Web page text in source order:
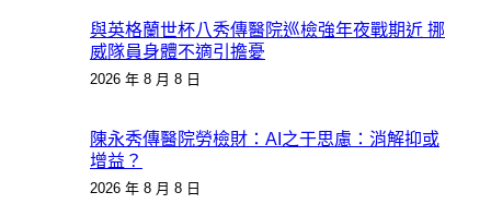
與英格蘭世杯八秀傳醫院巡檢強年夜戰期近 挪
威隊員身體不適引擔憂
2026 年 8 月 8 日
陳永秀傳醫院勞檢財：AI之于思慮：消解抑或
增益？
2026 年 8 月 8 日